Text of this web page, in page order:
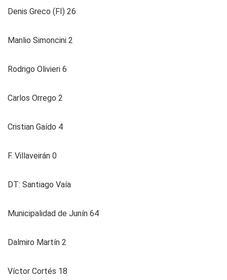
Denis Greco (FI) 26
Manlio Simoncini 2
Rodrigo Olivieri 6
Carlos Orrego 2
Cristian Gaído 4
F. Villaveirán 0
DT: Santiago Vaía
Municipalidad de Junín 64
Dalmiro Martín 2
Víctor Cortés 18